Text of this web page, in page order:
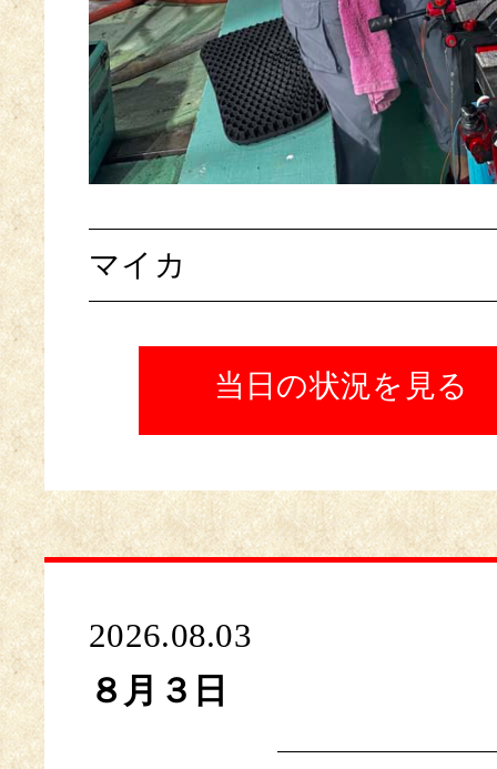
マイカ
当日の状況を見る
2026.08.03
８月３日